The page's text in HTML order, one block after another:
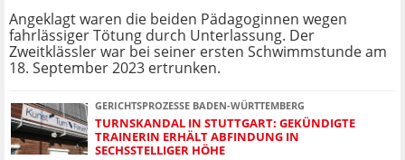
Angeklagt waren die beiden Pädagoginnen wegen
fahrlässiger Tötung durch Unterlassung. Der
Zweitklässler war bei seiner ersten Schwimmstunde am
18. September 2023 ertrunken.
GERICHTSPROZESSE BADEN-WÜRTTEMBERG
TURNSKANDAL IN STUTTGART: GEKÜNDIGTE
TRAINERIN ERHÄLT ABFINDUNG IN
SECHSSTELLIGER HÖHE